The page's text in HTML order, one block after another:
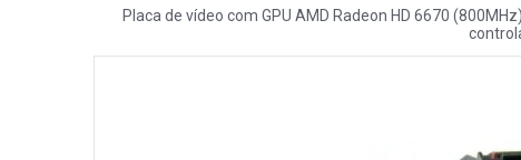
Placa de vídeo com GPU AMD Radeon HD 6670
6 º
mouse